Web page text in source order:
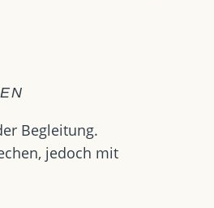
Begleitung.
jedoch mit